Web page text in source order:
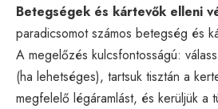
Betegségek és kártevők elleni
paradicsomot számos betegség és
A megelőzés kulcsfontosságú:
(ha lehetséges), tartsuk tisztán a
megfelelő légáramlást, és kerüljük a